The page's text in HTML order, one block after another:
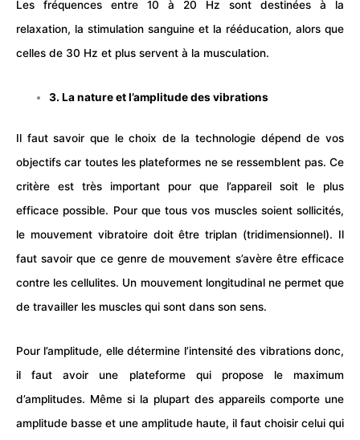
Les fréquences entre 10 à 20 Hz sont destinées à la
relaxation, la stimulation sanguine et la rééducation, alors que
celles de 30 Hz et plus servent à la musculation.
3. La nature et l’amplitude des vibrations
Il faut savoir que le choix de la technologie dépend de vos
objectifs car toutes les plateformes ne se ressemblent pas. Ce
critère est très important pour que l’appareil soit le plus
efficace possible. Pour que tous vos muscles soient sollicités,
le mouvement vibratoire doit être triplan (tridimensionnel). Il
faut savoir que ce genre de mouvement s’avère être efficace
contre les cellulites. Un mouvement longitudinal ne permet que
de travailler les muscles qui sont dans son sens.
Pour l’amplitude, elle détermine l’intensité des vibrations donc,
il faut avoir une plateforme qui propose le maximum
d’amplitudes. Même si la plupart des appareils comporte une
amplitude basse et une amplitude haute, il faut choisir celui qui